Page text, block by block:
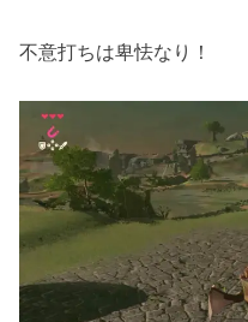
不意打ちは卑怯なり！